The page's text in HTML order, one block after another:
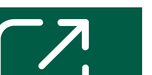
Externer